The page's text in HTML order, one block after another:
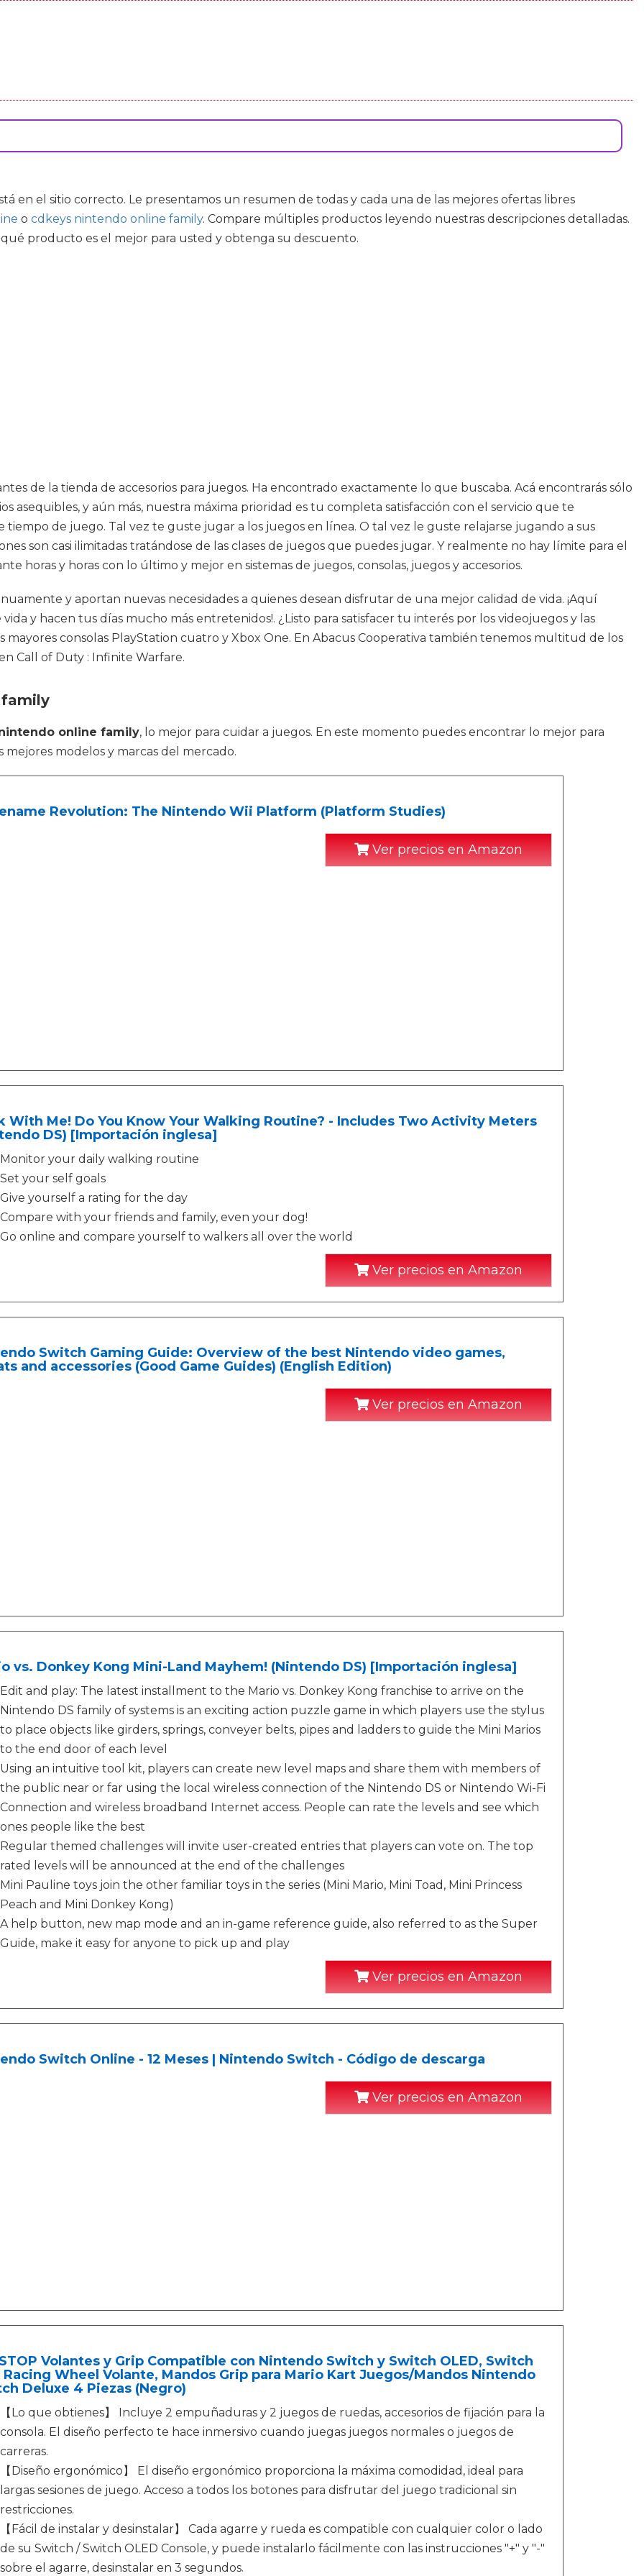
en el sitio correcto. Le presentamos un resumen de todas y cada una de las mejores ofertas libres
o cdkeys nintendo online family. Compare múltiples productos leyendo nuestras descripciones detalladas.
producto es el mejor para usted y obtenga su descuento.
de la tienda de accesorios para juegos. Ha encontrado exactamente lo que buscaba. Acá encontrarás sólo
asequibles, y aún más, nuestra máxima prioridad es tu completa satisfacción con el servicio que te
tiempo de juego. Tal vez te guste jugar a los juegos en línea. O tal vez le guste relajarse jugando a sus
son casi ilimitadas tratándose de las clases de juegos que puedes jugar. Y realmente no hay límite para el
horas y horas con lo último y mejor en sistemas de juegos, consolas, juegos y accesorios.
y aportan nuevas necesidades a quienes desean disfrutar de una mejor calidad de vida. ¡Aquí
y hacen tus días mucho más entretenidos!. ¿Listo para satisfacer tu interés por los videojuegos y las
mayores consolas PlayStation cuatro y Xbox One. En Abacus Cooperativa también tenemos multitud de los
Call of Duty : Infinite Warfare.
online family, lo mejor para cuidar a juegos. En este momento puedes encontrar lo mejor para
modelos y marcas del mercado.
Revolution: The Nintendo Wii Platform (Platform Studies)
Ver precios en Amazon
With Me! Do You Know Your Walking Routine? - Includes Two Activity Meters
DS) [Importación inglesa]
Monitor your daily walking routine
Set your self goals
Give yourself a rating for the day
Compare with your friends and family, even your dog!
Go online and compare yourself to walkers all over the world
Ver precios en Amazon
Switch Gaming Guide: Overview of the best Nintendo video games,
and accessories (Good Game Guides) (English Edition)
Ver precios en Amazon
vs. Donkey Kong Mini-Land Mayhem! (Nintendo DS) [Importación inglesa]
Edit and play: The latest installment to the Mario vs. Donkey Kong franchise to arrive on the
Nintendo DS family of systems is an exciting action puzzle game in which players use the stylus
to place objects like girders, springs, conveyer belts, pipes and ladders to guide the Mini Marios
to the end door of each level
Using an intuitive tool kit, players can create new level maps and share them with members of
the public near or far using the local wireless connection of the Nintendo DS or Nintendo Wi-Fi
Connection and wireless broadband Internet access. People can rate the levels and see which
ones people like the best
Regular themed challenges will invite user-created entries that players can vote on. The top
rated levels will be announced at the end of the challenges
Mini Pauline toys join the other familiar toys in the series (Mini Mario, Mini Toad, Mini Princess
Peach and Mini Donkey Kong)
A help button, new map mode and an in-game reference guide, also referred to as the Super
Guide, make it easy for anyone to pick up and play
Ver precios en Amazon
Switch Online - 12 Meses | Nintendo Switch - Código de descarga
Ver precios en Amazon
Volantes y Grip Compatible con Nintendo Switch y Switch OLED, Switch
Racing Wheel Volante, Mandos Grip para Mario Kart Juegos/Mandos Nintendo
Deluxe 4 Piezas (Negro)
【Lo que obtienes】 Incluye 2 empuñaduras y 2 juegos de ruedas, accesorios de fijación para la
consola. El diseño perfecto te hace inmersivo cuando juegas juegos normales o juegos de
carreras.
【Diseño ergonómico】 El diseño ergonómico proporciona la máxima comodidad, ideal para
largas sesiones de juego. Acceso a todos los botones para disfrutar del juego tradicional sin
restricciones.
【Fácil de instalar y desinstalar】 Cada agarre y rueda es compatible con cualquier color o lado
de su Switch / Switch OLED Console, y puede instalarlo fácilmente con las instrucciones "+" y "-"
sobre el agarre, desinstalar en 3 segundos.